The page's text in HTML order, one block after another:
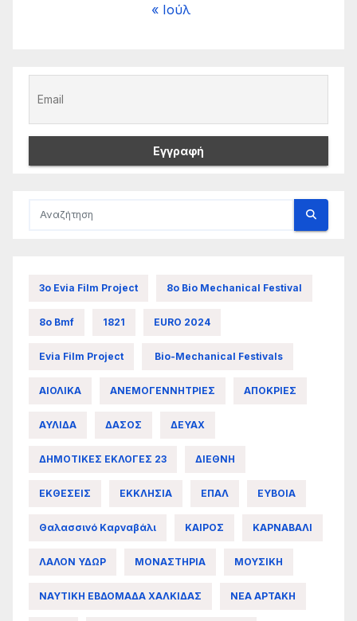
« Ιούλ
3ο Evia Film Project 8ο Bio Mechanical Festival
8ο Bmf 1821 EURO 2024
Evia Film Project Bio-Mechanical Festivals
ΑΙΟΛΙΚΑ ΑΝΕΜΟΓΕΝΝΗΤΡΙΕΣ ΑΠΟΚΡΙΕΣ
ΑΥΛΙΔΑ ΔΑΣΟΣ ΔΕΥΑΧ
ΔΗΜΟΤΙΚΕΣ ΕΚΛΟΓΕΣ 23 ΔΙΕΘΝΗ
ΕΚΘΕΣΕΙΣ ΕΚΚΛΗΣΙΑ ΕΠΑΛ ΕΥΒΟΙΑ
Θαλασσινό Καρναβάλι ΚΑΙΡΟΣ ΚΑΡΝΑΒΑΛΙ
ΛΑΛΟΝ ΥΔΩΡ ΜΟΝΑΣΤΗΡΙΑ ΜΟΥΣΙΚΗ
ΝΑΥΤΙΚΗ ΕΒΔΟΜΑΔΑ ΧΑΛΚΙΔΑΣ ΝΕΑ ΑΡΤΑΚΗ